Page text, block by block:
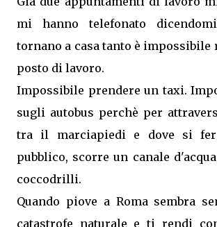
mi hanno telefonato
tornano a casa tanto è
posto di lavoro.
Impossibile prendere un taxi.
sugli autobus perchè per
tra il marciapiedi e dove si
pubblico, scorre un canale
coccodrilli.
Quando piove a Roma sembra
catastrofe naturale e ti rendi